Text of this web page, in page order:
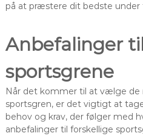
på at præstere dit bedste
Anbefalinger
sportsgrene
Når det kommer til at vælge
sportsgren, er det vigtigt at
behov og krav, der følger med
anbefalinger til forskellige